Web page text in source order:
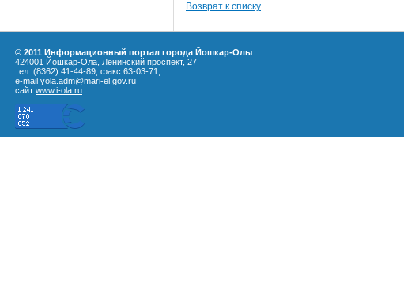
Возврат к списку
© 2011 Информационный портал города Йошкар-Олы
424001 Йошкар-Ола, Ленинский проспект, 27
тел. (8362) 41-44-89, факс 63-03-71,
e-mail yola.adm@mari-el.gov.ru
сайт www.i-ola.ru